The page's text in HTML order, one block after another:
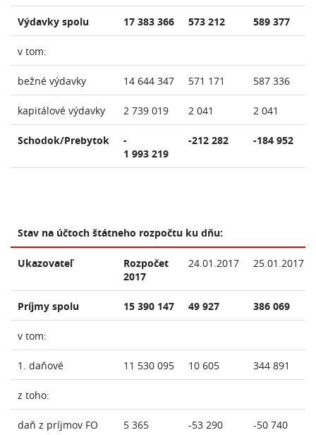
Výdavky spolu 17 383 366 573 212 589 377
v tom:
bežné výdavky 14 644 347 571 171 587 336
kapitálové výdavky 2 739 019 2 041 2 041
Schodok/Prebytok
-
1 993 219
-212 282 -184 952
Stav na účtoch štátneho rozpočtu ku dňu:
Ukazovateľ
Rozpočet
2017
24.01.2017 25.01.2017
Príjmy spolu 15 390 147 49 927 386 069
v tom:
1. daňové 11 530 095 10 605 344 891
z toho:
daň z príjmov FO 5 365 -53 290 -50 740